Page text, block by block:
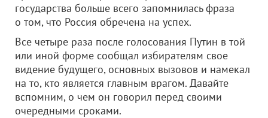
государства больше всего запомнилась фраза
о том, что Россия обречена на успех.
Все четыре раза после голосования Путин в той
или иной форме сообщал избирателям свое
видение будущего, основных вызовов и намекал
на то, кто является главным врагом. Давайте
вспомним, о чем он говорил перед своими
очередными сроками.